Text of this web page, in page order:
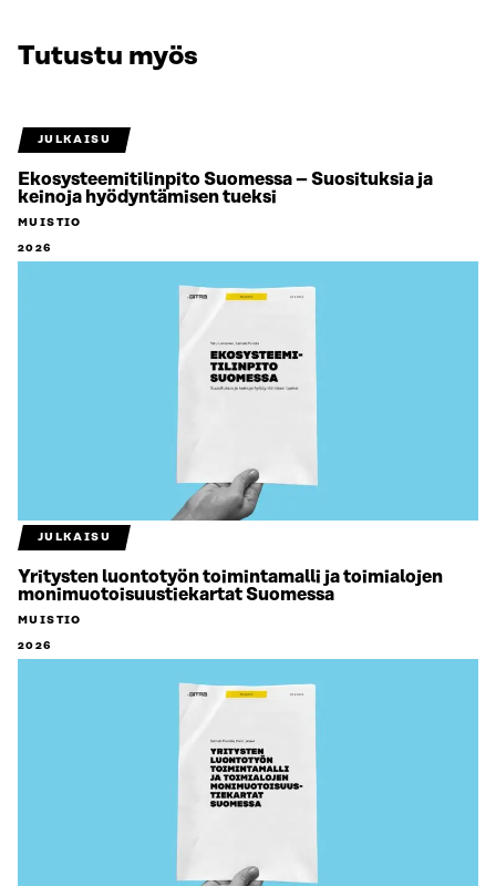
Tutustu myös
JULKAISU
Ekosysteemitilinpito Suomessa – Suosituksia ja
keinoja hyödyntämisen tueksi
MUISTIO
2026
JULKAISU
Yritysten luontotyön toimintamalli ja toimialojen
monimuotoisuustiekartat Suomessa
MUISTIO
2026